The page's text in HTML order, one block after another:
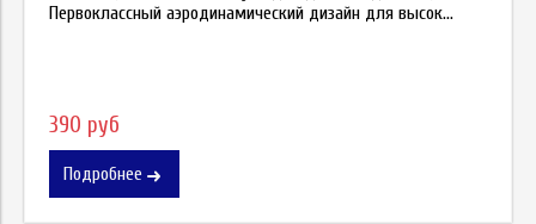
Первоклассный аэродинамический дизайн для высок...
390 руб
Подробнее